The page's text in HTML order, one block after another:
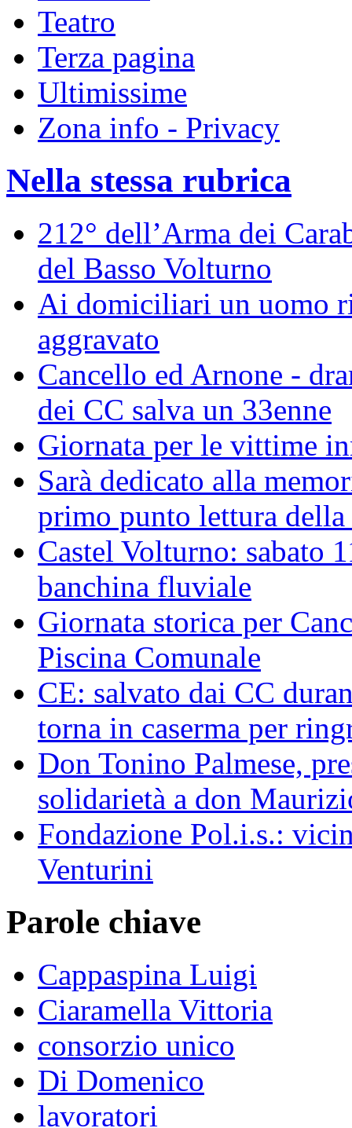
Teatro
Terza pagina
Ultimissime
Zona info - Privacy
Nella stessa rubrica
212° dell’Arma dei
del Basso Volturno
Ai domiciliari un uomo
aggravato
Cancello ed Arnone -
dei CC salva un 33enne
Giornata per le vittime
Sarà dedicato alla
primo punto lettura
Castel Volturno: sabato
banchina fluviale
Giornata storica per
Piscina Comunale
CE: salvato dai CC
torna in caserma per
Don Tonino Palmese,
solidarietà a don
Fondazione Pol.i.s.:
Venturini
Parole chiave
Cappaspina Luigi
Ciaramella Vittoria
consorzio unico
Di Domenico
lavoratori